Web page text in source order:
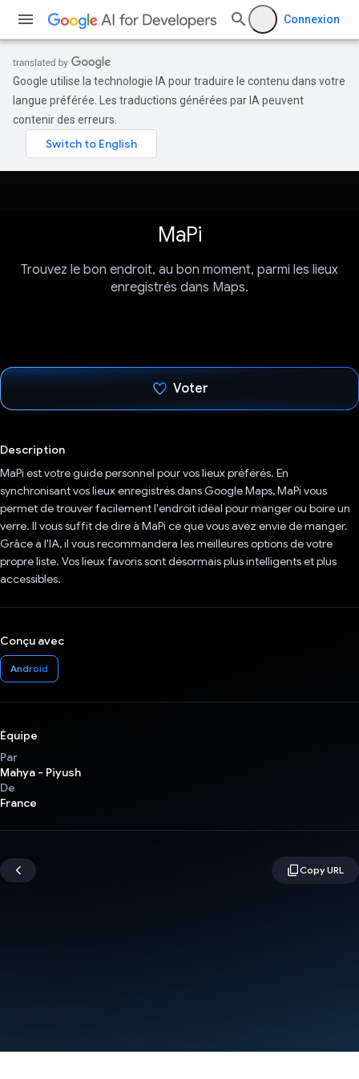
Connexion
Google utilise la technologie IA pour traduire le contenu dans votre
langue préférée. Les traductions générées par IA peuvent
contenir des erreurs.
MaPi
Trouvez le bon endroit, au bon moment, parmi les lieux
enregistrés dans Maps.
Voter
Description
MaPi est votre guide personnel pour vos lieux préférés. En
synchronisant vos lieux enregistrés dans Google Maps, MaPi vous
permet de trouver facilement l'endroit idéal pour manger ou boire un
verre. Il vous suffit de dire à MaPi ce que vous avez envie de manger.
Grâce à l'IA, il vous recommandera les meilleures options de votre
propre liste. Vos lieux favoris sont désormais plus intelligents et plus
accessibles.
Conçu avec
Android
Équipe
Par
Mahya - Piyush
De
France